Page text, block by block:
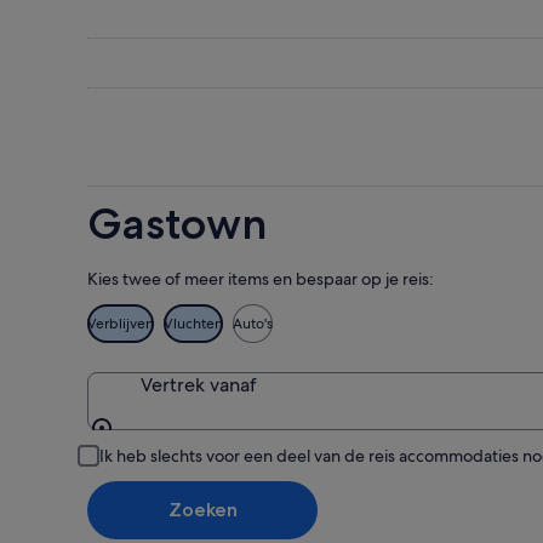
Gastown
Kies twee of meer items en bespaar op je reis:
Verblijven Vluchten Auto's
Vertrek vanaf
Ik heb slechts voor een deel van de reis accommodaties
Zoeken